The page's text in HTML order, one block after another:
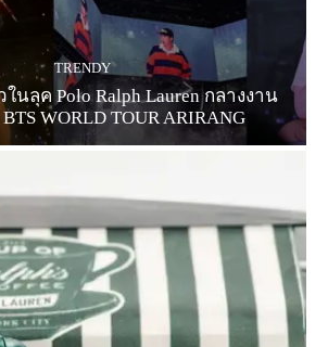
TRENDY
นลุค Polo Ralph Lauren กลางงาน
WORLD TOUR ARIRANG